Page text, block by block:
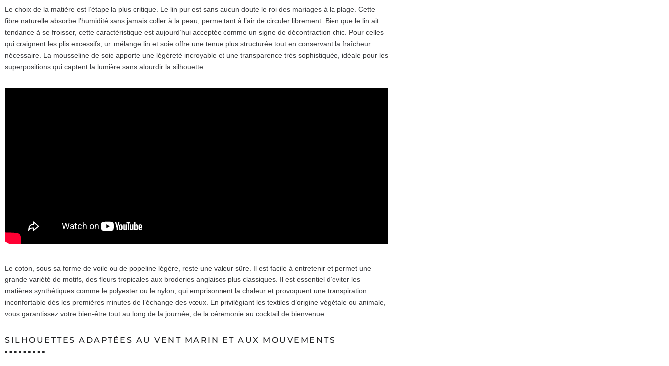
Le choix de la matière est l’étape la plus critique. Le lin pur est sans aucun doute le roi des mariages à la plage. Cette
fibre naturelle absorbe l’humidité sans jamais coller à la peau, permettant à l’air de circuler librement. Bien que le lin ait
tendance à se froisser, cette caractéristique est aujourd’hui acceptée comme un signe de décontraction chic. Pour celles
qui craignent les plis excessifs, un mélange lin et soie offre une tenue plus structurée tout en conservant la fraîcheur
nécessaire. La mousseline de soie apporte une légèreté incroyable et une transparence très sophistiquée, idéale pour les
superpositions qui captent la lumière sans alourdir la silhouette.
Le coton, sous sa forme de voile ou de popeline légère, reste une valeur sûre. Il est facile à entretenir et permet une
grande variété de motifs, des fleurs tropicales aux broderies anglaises plus classiques. Il est essentiel d’éviter les
matières synthétiques comme le polyester ou le nylon, qui emprisonnent la chaleur et provoquent une transpiration
inconfortable dès les premières minutes de l’échange des vœux. En privilégiant les textiles d’origine végétale ou animale,
vous garantissez votre bien-être tout au long de la journée, de la cérémonie au cocktail de bienvenue.
SILHOUETTES ADAPTÉES AU VENT MARIN ET AUX MOUVEMENTS